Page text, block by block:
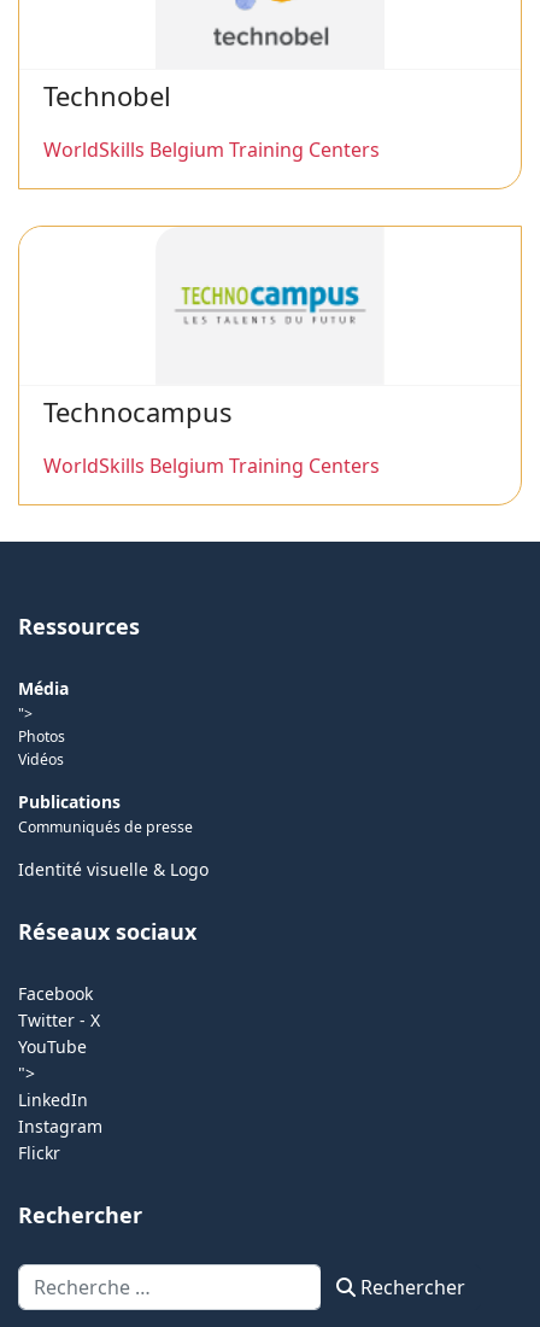
Technobel
WorldSkills Belgium Training Centers
Technocampus
WorldSkills Belgium Training Centers
Ressources
Média
">
Photos
Vidéos
Publications
Communiqués de presse
Identité visuelle & Logo
Réseaux sociaux
Facebook
Twitter - X
YouTube
">
LinkedIn
Instagram
Flickr
Rechercher
Rechercher Rechercher